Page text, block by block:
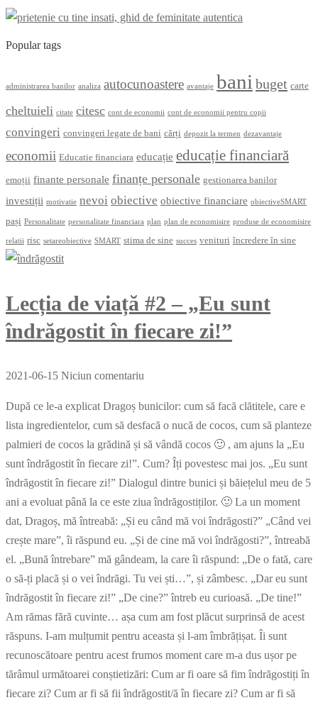
Popular tags
administrarea banilor analiza autocunoastere avantaje bani buget carte
cheltuieli citate citesc cont de economii cont de economii pentru copii
convingeri convingeri legate de bani cărți depozit la termen dezavantaje
economii Educatie financiara educație educație financiară
emoții finante personale finanțe personale gestionarea banilor
investiții motivatie nevoi obiective obiective financiare obiectiveSMART
pași Personalitate personalitate financiara plan plan de economisire produse de economisire
relatii risc setareobiective SMART stima de sine succes venituri încredere în sine
Lecția de viață #2 – „Eu sunt
îndrăgostit în fiecare zi!”
2021-06-15 Niciun comentariu
După ce le-a explicat Dragoș bunicilor: cum să facă clătitele, care e
lista ingredientelor, cum să desfacă o nucă de cocos, cum să planteze
palmieri de cocos la grădină și să vândă cocos 🙂 , am ajuns la „Eu
sunt îndrăgostit în fiecare zi!”. Cum? Îți povestesc mai jos. „Eu sunt
îndrăgostit în fiecare zi!” Dialogul dintre bunici și băiețelul meu de 5
ani a evoluat până la ce este ziua îndrăgostiților. 🙂 La un moment
dat, Dragoș, mă întreabă: „Și eu când mă voi îndrăgosti?” „Când vei
crește mare”, îi răspund eu. „Și de cine mă voi îndrăgosti?”, întreabă
el. „Bună întrebare” mă gândeam, la care îi răspund: „De o fată, care
o să-ți placă și o vei îndrăgi. Tu vei ști…”, și zâmbesc. „Dar eu sunt
îndrăgostit în fiecare zi!” „De cine?” întreb eu curioasă. „De tine!”
Am rămas fără cuvinte… așa cum am fost plăcut surprinsă de acest
răspuns. I-am mulțumit pentru aceasta și l-am îmbrățișat. Îi sunt
recunoscătoare pentru acest frumos moment care m-a dus ușor pe
tărâmul următoarei conștietizări: Cum ar fi oare să fim îndrăgostiți în
fiecare zi? Cum ar fi să fii îndrăgostit/ă în fiecare zi? Cum ar fi să